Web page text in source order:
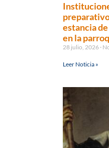
estancia
en la
28 julio, 2026
Leer Noticia »